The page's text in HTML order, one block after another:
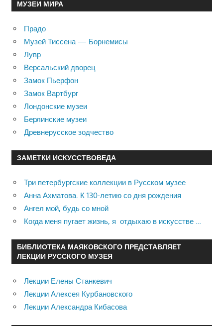
МУЗЕИ МИРА
Прадо
Музей Тиссена — Борнемисы
Лувр
Версальский дворец
Замок Пьерфон
Замок Вартбург
Лондонские музеи
Берлинские музеи
Древнерусское зодчество
ЗАМЕТКИ ИСКУССТВОВЕДА
Три петербургские коллекции в Русском музее
Анна Ахматова. К 130-летию со дня рождения
Ангел мой, будь со мной
Когда меня пугает жизнь, я отдыхаю в искусстве …
БИБЛИОТЕКА МАЯКОВСКОГО ПРЕДСТАВЛЯЕТ
ЛЕКЦИИ РУССКОГО МУЗЕЯ
Лекции Елены Станкевич
Лекции Алексея Курбановского
Лекции Александра Кибасова